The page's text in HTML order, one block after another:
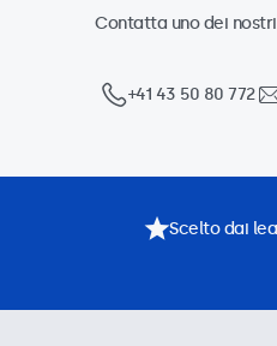
Contatta uno dei
+41 43 50 80 772
Scelto dai